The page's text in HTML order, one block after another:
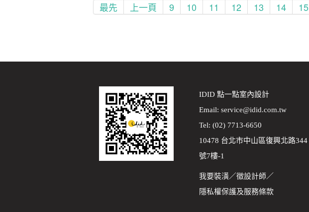
最先 上一頁 9 10 11 12 13 14 15
IDID 點一點室內設計
Email: service@idid.com.tw
Tel: (02) 7713-6650
10478 台北市中山區復興北路344
號7樓-1
我要裝潢／徵設計師／
隱私權保護及服務條款